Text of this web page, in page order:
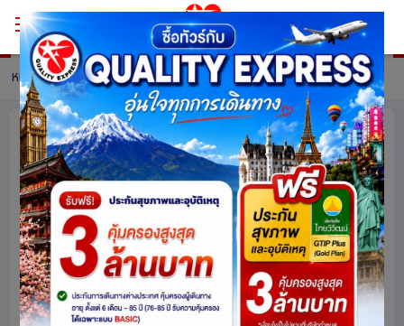
หน้าหลัก ทัวร์ South Korea รายละเอียดทัวร์
แกรนด์ปูซาน 5 วัน 3คืน โดยสายการบิน
แอร์ปูซาน (BX)
เกาหลีใต้ 7743 share
ดูโปรแกรมทัวร์ รหัสโปรแกรม :16024